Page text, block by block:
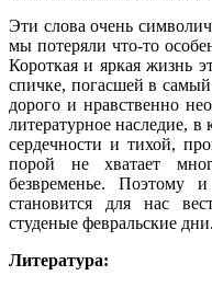
Эти слова очень
мы потеряли что-то
Короткая и яркая жизнь
спичке, погасшей в
дорого и нравственно
литературное наследие, в
сердечности и тихой,
порой не хватает
безвременье. Поэтому
становится для нас
студеные февральские дни.
Литература: